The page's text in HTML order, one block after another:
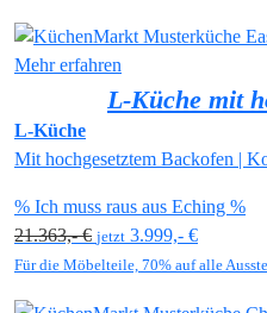
Mehr erfahren
L-Küche mit
L-Küche
Mit hochgesetztem Backofen |
% Ich muss raus aus Eching %
21.363,- € jetzt 3.999,- €
Für die Möbelteile, 70% auf alle